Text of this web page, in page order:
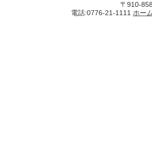
〒910-
電話:0776-21-1111 ホー